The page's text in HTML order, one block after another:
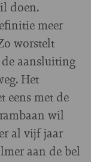
doen.
meer
worstelt
aansluiting
Het
eens met de
wil
al vijf jaar
aan de bel